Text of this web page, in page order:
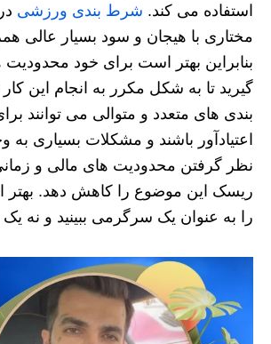
استفاده می کند. شرط بندی ورزشی
مختاری با هیجان و سود بسیار عالی
بنابراین بهتر است برای خود محدودیت
گیرید تا به شکل مکرر به انجام این
بندی های متعدد و متوالی می توانند
اعتیادآور باشند و مشکلات بسیاری به
نظر گرفتن محدودیت های مالی و
ریسک این موضوع را کاهش دهد.
را به عنوان یک سرگرمی ببینید و نه یک